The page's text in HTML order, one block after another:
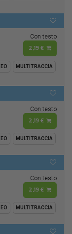
Con testo
2,19 €
MULTITRACCIA
Con testo
2,19 €
MULTITRACCIA
Con testo
2,19 €
MULTITRACCIA